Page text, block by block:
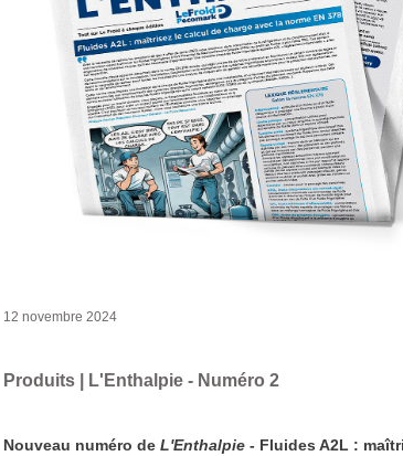
12 novembre 2024
Produits | L'Enthalpie - Numéro 2
Nouveau numéro de L'Enthalpie- Fluides A2L :